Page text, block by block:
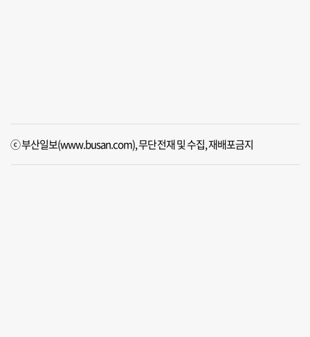
ⓒ 부산일보(www.busan.com), 무단전재 및 수집, 재배포금지